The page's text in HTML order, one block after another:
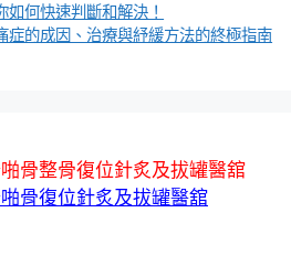
何快速判斷和解決！
症的成因、治療與紓緩方法的終極指南
骨整骨復位針炙及拔罐醫舘
骨復位針炙及拔罐醫舘